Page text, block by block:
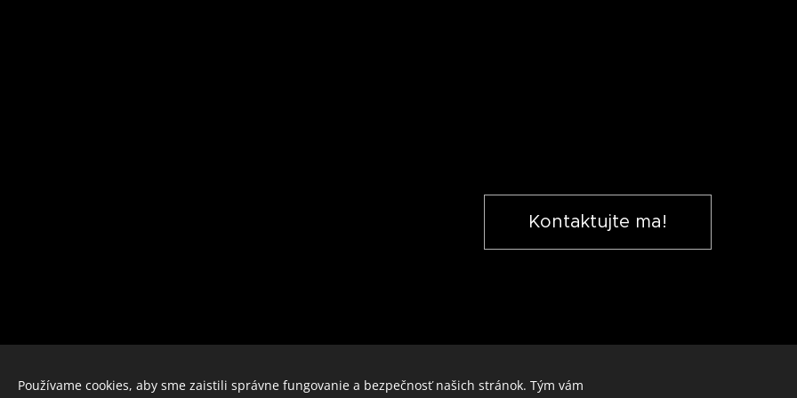
Kontaktujte ma!
© 2024 Roland Zettl Vlčany Hlavná 85 -92584
Používame cookies, aby sme zaistili správne fungovanie a bezpečnosť našich stránok. Tým vám